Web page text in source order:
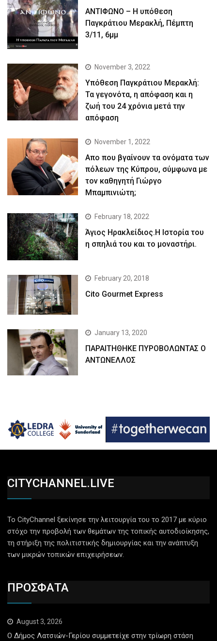
ΑΝΤΙΦΩΝΟ – Η υπόθεση
Παγκράτιου Μερακλή, Πέμπτη
3/11, 6μμ
November 3, 2022
Yπόθεση Παγκράτιου Μερακλή:
Τα γεγονότα, η απόφαση και η
ζωή του 24 χρόνια μετά την
απόφαση
November 1, 2022
Απο που βγαίνουν τα ονόματα των
πόλεων της Κύπρου, σύμφωνα με
τον καθηγητή Γιώργο
Μπαμπινιώτη;
February 18, 2022
Άγιος Ηρακλείδιος.Η Ιστορία του
η σπηλιά του και το μοναστήρι.
February 20, 2018
Cito Gourmet Express
January 13, 2020
ΠΑΡΑΙΤΗΘΗΚΕ ΠΥΡΟΒΟΛΩΝΤΑΣ Ο
ΑΝΤΩΝΕΛΛΟΣ
CITYCHANNEL.LIVE
Το CityChannel ξεκίνησε την λειτουργία του το 2017 με κύριο
στόχο την προβολή των θεμάτων της τοπικής αυτοδιοίκησης,
τη στήριξη της πολιτιστικής δημιουργίας και την ανάπτυξη
των μικρών τοπικών επιχειρήσεων.
ΠΡΟΣΦΑΤΑ
August 3, 2026
Ο Δήμος Λατσιών-Γερίου συμμετείχε στην τρίωρη στάση